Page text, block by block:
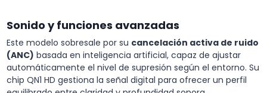
Sonido y funciones avanzadas
Este modelo sobresale por su cancelación activa de ruido
(ANC) basada en inteligencia artificial, capaz de ajustar
automáticamente el nivel de supresión según el entorno. Su
chip QN1 HD gestiona la señal digital para ofrecer un perfil